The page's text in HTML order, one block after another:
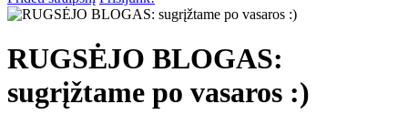
RUGSĖJO BLOGAS:
sugrįžtame po vasaros :)